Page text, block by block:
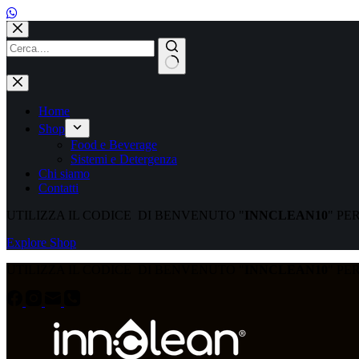
al
contenuto
Nessun
risultato
Home
Shop
Food e Beverage
Sistemi e Detergenza
Chi siamo
Contatti
UTILIZZA IL CODICE DI BENVENUTO " INNCLEAN10"
Explore Shop